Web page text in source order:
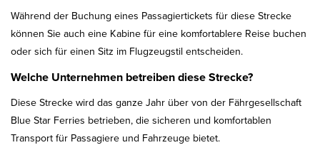
Während der Buchung eines Passagiertickets für diese Strecke
können Sie auch eine Kabine für eine komfortablere Reise buchen
oder sich für einen Sitz im Flugzeugstil entscheiden.
Welche Unternehmen betreiben diese Strecke?
Diese Strecke wird das ganze Jahr über von der Fährgesellschaft
Blue Star Ferries betrieben, die sicheren und komfortablen
Transport für Passagiere und Fahrzeuge bietet.